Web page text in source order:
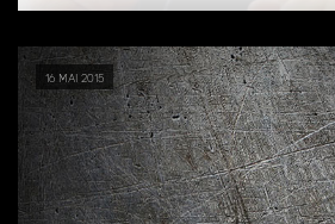
16 mai 2015